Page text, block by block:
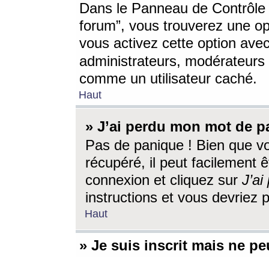
Dans le Panneau de
forum”, vous trouverez une
vous activez cette option
administrateurs,
comme un utilisateur caché.
Haut
» J’ai perdu mon mot de
Pas de panique ! Bien que
récupéré, il peut facilement
connexion et cliquez sur
instructions et vous devriez
Haut
» Je suis inscrit mais ne